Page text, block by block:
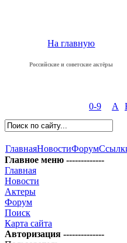
На главную
Российские и советские актёры
0-9 А
ГлавнаяНовостиФорум
Главное меню -------------
Главная
Новости
Актеры
Форум
Поиск
Карта сайта
Авторизация --------------